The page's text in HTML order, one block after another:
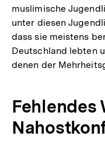
muslimische
unter diesen
dass sie meistens
Deutschland lebten
denen der
Fehlendes